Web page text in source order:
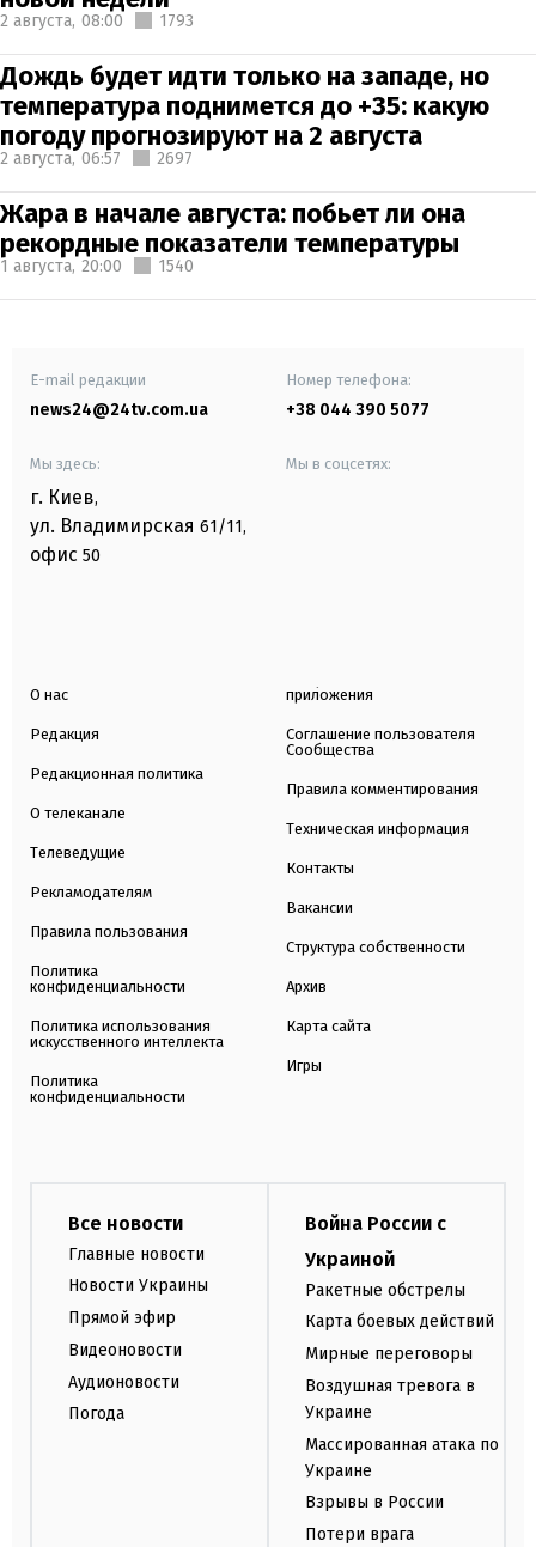
2 августа, 08:00 1793
Дождь будет идти только на западе, но
температура поднимется до +35: какую
погоду прогнозируют на 2 августа
2 августа, 06:57 2697
Жара в начале августа: побьет ли она
рекордные показатели температуры
1 августа, 20:00 1540
E-mail редакции
news24@24tv.com.ua
Номер телефона:
+38 044 390 5077
Мы здесь:
г. Киев,
ул. Владимирская 61/11,
офис 50
Мы в соцсетях:
О нас
Редакция
Редакционная политика
О телеканале
Телеведущие
Рекламодателям
Правила пользования
Политика
конфиденциальности
Политика использования
искусственного интеллекта
Политика
конфиденциальности
приложения
Соглашение пользователя
Сообщества
Правила комментирования
Техническая информация
Контакты
Вакансии
Структура собственности
Архив
Карта сайта
Игры
Все новости
Главные новости
Новости Украины
Прямой эфир
Видеоновости
Аудионовости
Погода
Война России с
Украиной
Ракетные обстрелы
Карта боевых действий
Мирные переговоры
Воздушная тревога в
Украине
Массированная атака по
Украине
Взрывы в России
Потери врага